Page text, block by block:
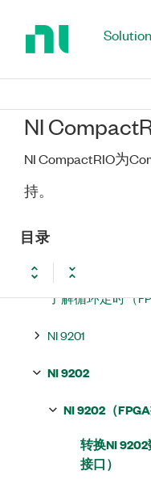
NI
NI CompactRIO为
持。
目录
检测CompactRIO
同步多个模块（
从模块采集数据
访问模块的TEDS
接口）
了解循环定时（
NI 9201
NI 9202
NI 9202（FPGA
转换NI
接口）